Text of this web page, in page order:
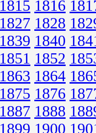
1815 1816
1827 1828
1839 1840
1851 1852
1863 1864
1875 1876
1887 1888
1899 1900